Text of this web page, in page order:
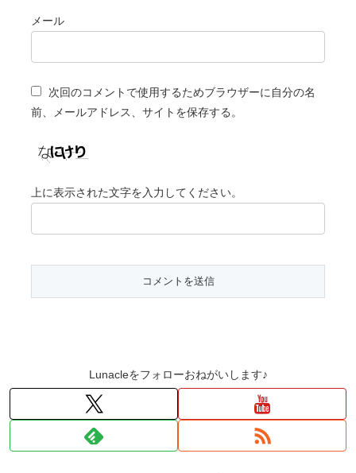
メール
次回のコメントで使用するためブラウザーに自分の名
前、メールアドレス、サイトを保存する。
上に表示された文字を入力してください。
Lunacleをフォローおねがいします♪